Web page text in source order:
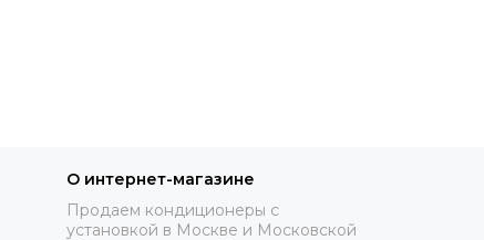
О интернет-магазине
Продаем кондиционеры с
установкой в Москве и Московской